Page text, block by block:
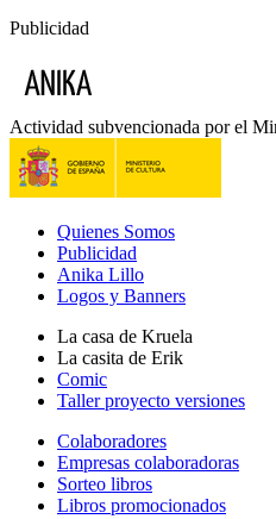
Publicidad
Actividad subvencionada por el
Quienes Somos
Publicidad
Anika Lillo
Logos y Banners
La casa de Kruela
La casita de Erik
Comic
Taller proyecto versiones
Colaboradores
Empresas colaboradoras
Sorteo libros
Libros promocionados